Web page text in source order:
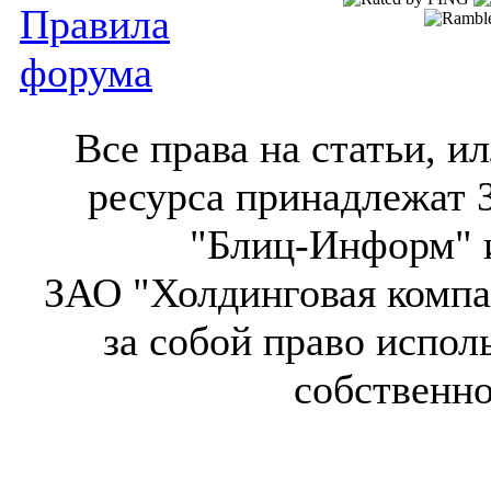
Правила
форума
Все права на статьи,
ресурса
"Блиц-Информ"
ЗАО "Холдинговая
за собой право